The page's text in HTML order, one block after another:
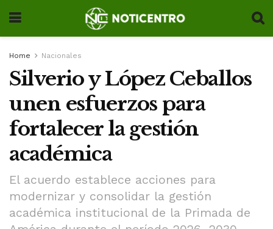
Home Nacionales
Silverio y López Ceballos
unen esfuerzos para
fortalecer la gestión
académica
El acuerdo establece acciones para
modernizar y consolidar la gestión
académica institucional de la Primada de